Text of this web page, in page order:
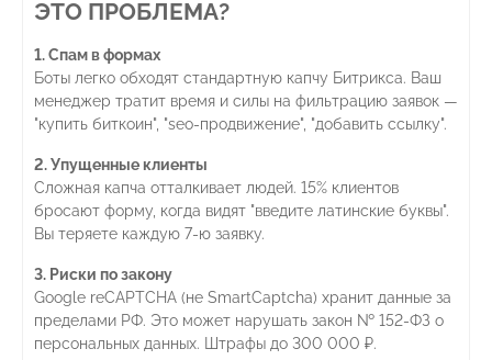
ЭТО ПРОБЛЕМА?
1. Спам в формах
Боты легко обходят стандартную капчу Битрикса. Ваш
менеджер тратит время и силы на фильтрацию заявок —
"купить биткоин", "seo-продвижение", "добавить ссылку".
2. Упущенные клиенты
Сложная капча отталкивает людей. 15% клиентов
бросают форму, когда видят "введите латинские буквы".
Вы теряете каждую 7-ю заявку.
3. Риски по закону
Google reCAPTCHA (не SmartCaptcha) хранит данные за
пределами РФ. Это может нарушать закон № 152-ФЗ о
персональных данных. Штрафы до 300 000 ₽.